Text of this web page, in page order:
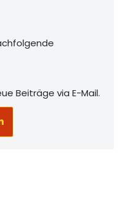
Beiträge via E-Mail.